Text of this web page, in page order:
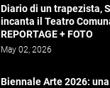
Diario di un trapezista,
incanta il Teatro
REPORTAGE + FOTO
May 02, 2026
Biennale Arte 2026: